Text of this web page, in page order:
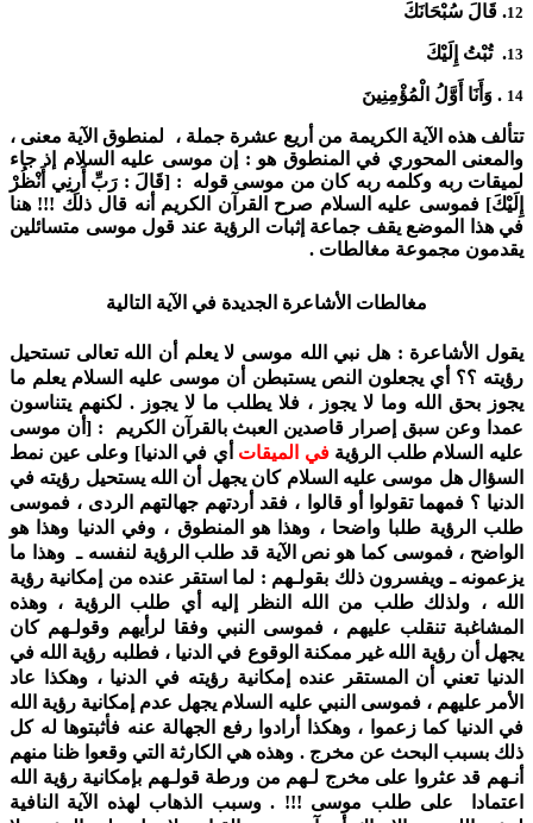
12. قَالَ سُبْحَانَكَ
13. تُبْتُ إِلَيْكَ
14 . وَأَنَا أَوَّلُ الْمُؤْمِنِينَ
تتألف هذه الآية الكريمة من أريع عشرة جملة ، لمنطوق الآية معنى ،
والمعنى المحوري في المنطوق هو : إن موسى عليه السلام إذ جاء
لميقات ربه وكلمه ربه كان من موسى قوله : [قَالَ : رَبِّ أَرِنِي أَنْظُرْ
إِلَيْكَ] فموسى عليه السلام صرح القرآن الكريم أنه قال ذلك !!! هنا
في هذا الموضع يقف جماعة إثبات الرؤية عند قول موسى متسائلين
يقدمون مجموعة مغالطات .
مغالطات الأشاعرة الجديدة في الآية التالية
يقول الأشاعرة : هل نبي الله موسى لا يعلم أن الله تعالى تستحيل
رؤيته ؟؟ أي يجعلون النص يستبطن أن موسى عليه السلام يعلم ما
يجوز بحق الله وما لا يجوز ، فلا يطلب ما لا يجوز . لكنهم يتناسون
عمدا وعن سبق إصرار قاصدين العبث بالقرآن الكريم : [أن موسى
عليه السلام طلب الرؤيةفي الميقات أي في الدنيا] وعلى عين نمط
السؤال هل موسى عليه السلام كان يجهل أن الله يستحيل رؤيته في
الدنيا ؟ فمهما تقولوا أو قالوا ، فقد أردتهم جهالتهم الردى ، فموسى
طلب الرؤية طلبا واضحا ، وهذا هو المنطوق ، وفي الدنيا وهذا هو
الواضح ، فموسى كما هو نص الآية قد طلب الرؤية لنفسه ـ وهذا ما
يزعمونه ـ ويفسرون ذلك بقولـهم : لما استقر عنده من إمكانية رؤية
الله ، ولذلك طلب من الله النظر إليه أي طلب الرؤية ، وهذه
المشاغبة تنقلب عليهم ، فموسى النبي وفقا لرأيهم وقولـهم كان
يجهل أن رؤية الله غير ممكنة الوقوع في الدنيا ، فطلبه رؤية الله في
الدنيا تعني أن المستقر عنده إمكانية رؤيته في الدنيا ، وهكذا عاد
الأمر عليهم ، فموسى النبي عليه السلام يجهل عدم إمكانية رؤية الله
في الدنيا كما زعموا ، وهكذا أرادوا رفع الجهالة عنه فأثبتوها له كل
ذلك بسبب البحث عن مخرج . وهذه هي الكارثة التي وقعوا ظنا منهم
أنـهم قد عثروا على مخرج لـهم من ورطة قولـهم بإمكانية رؤية الله
اعتمادا على طلب موسى !!! . وسبب الذهاب لهذه الآية النافية